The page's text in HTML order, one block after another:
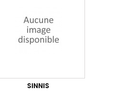
SINNIS